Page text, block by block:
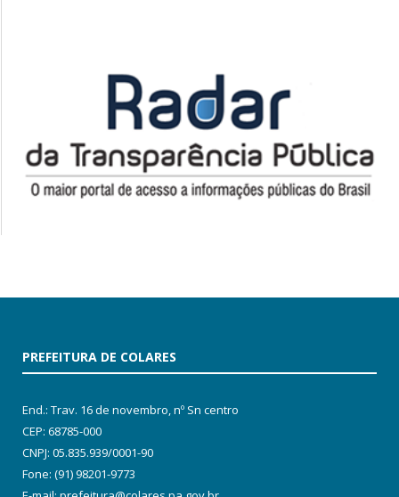
PREFEITURA DE COLARES
End.: Trav. 16 de novembro, nº Sn centro
CEP: 68785-000
CNPJ: 05.835.939/0001-90
Fone: (91) 98201-9773